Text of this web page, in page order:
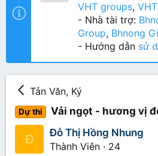
VHT groups,
- Nhà tài trợ:
Group, Bhnong
- Hướng dẫn sử
Tản Văn, Ký
Dự thi Vải ngọt - hương vị
Đ
Đỗ Thị Hồng Nhung
Thành Viên · 24